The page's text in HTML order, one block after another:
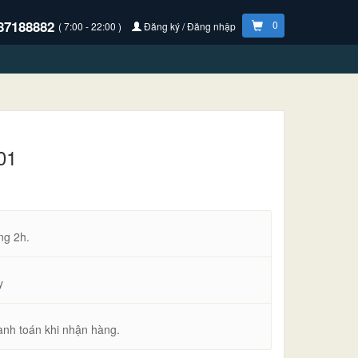
( 7:00 - 22:00 ) Đăng ký / Đăng nhập 0
2h.
toán khi nhận hàng.